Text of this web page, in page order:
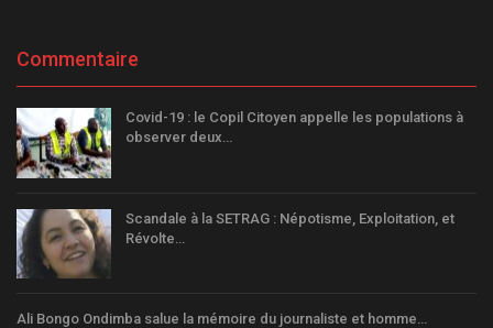
Commentaire
Covid-19 : le Copil Citoyen appelle les populations à
observer deux…
Scandale à la SETRAG : Népotisme, Exploitation, et
Révolte…
Ali Bongo Ondimba salue la mémoire du journaliste et homme…